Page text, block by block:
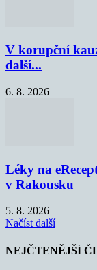
V korupční
další...
6. 8. 2026
Léky na
v Rakousku
5. 8. 2026
Načíst další
NEJČTENĚJŠÍ